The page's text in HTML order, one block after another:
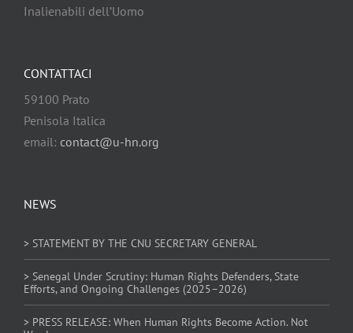
Inalienabili dell’Uomo
NEWS
> STATEMENT BY THE CNU SECRETARY GENERAL
> Senegal Under Scrutiny: Human Rights Defenders, State
Efforts, and Ongoing Challenges (2025–2026)
> PRESS RELEASE: When Human Rights Become Action. Not
CONTATTACI
59100 Prato
Penisola Italica
email: contact@u-hn.org